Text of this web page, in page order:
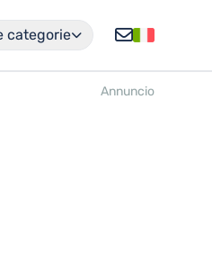
categorie
Annuncio